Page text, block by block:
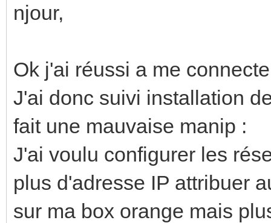
njour,
Ok j'ai réussi a me
J'ai donc suivi installation
fait une mauvaise manip :
J'ai voulu configurer les
plus d'adresse IP attribuer
sur ma box orange mais